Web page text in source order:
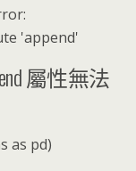
'append'
屬性無法
as pd)